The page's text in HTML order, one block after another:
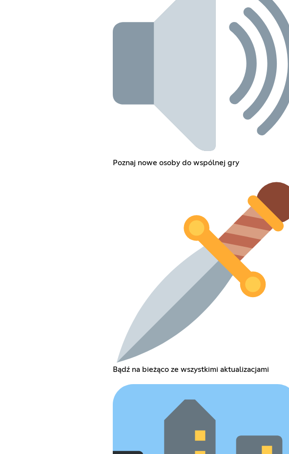
Poznaj nowe osoby do wspólnej gry
Bądź na bieżąco ze wszystkimi aktualizacjami